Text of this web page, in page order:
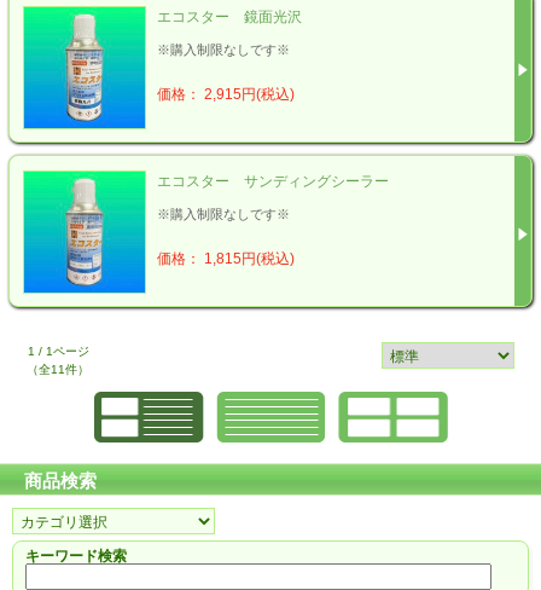
エコスター 鏡面光沢
※購入制限なしです※
価格： 2,915円(税込)
エコスター サンディングシーラー
※購入制限なしです※
価格： 1,815円(税込)
1 / 1ページ
（全11件）
商品検索
キーワード検索